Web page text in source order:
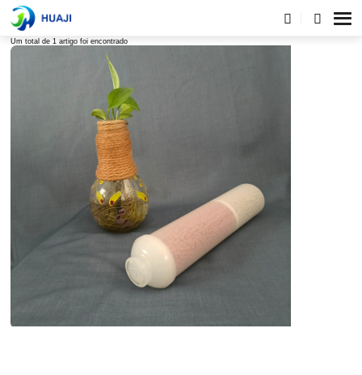
Lista de tags
Um total de 1 artigo foi encontrado